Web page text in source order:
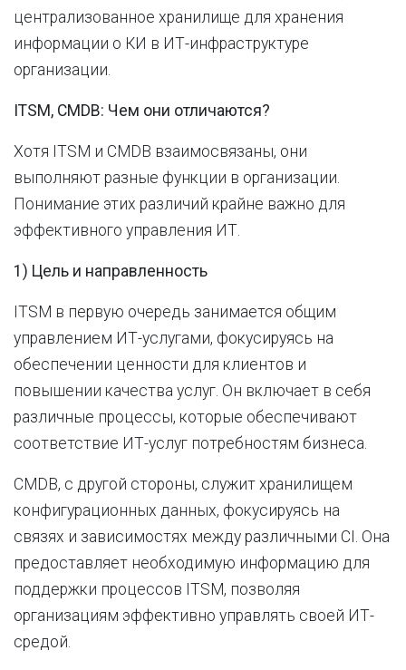
централизованное хранилище для хранения
информации о КИ в ИТ-инфраструктуре
организации.
ITSM, CMDB: Чем они отличаются?
Хотя ITSM и CMDB взаимосвязаны, они
выполняют разные функции в организации.
Понимание этих различий крайне важно для
эффективного управления ИТ.
1) Цель и направленность
ITSM в первую очередь занимается общим
управлением ИТ-услугами, фокусируясь на
обеспечении ценности для клиентов и
повышении качества услуг. Он включает в себя
различные процессы, которые обеспечивают
соответствие ИТ-услуг потребностям бизнеса.
CMDB, с другой стороны, служит хранилищем
конфигурационных данных, фокусируясь на
связях и зависимостях между различными CI. Она
предоставляет необходимую информацию для
поддержки процессов ITSM, позволяя
организациям эффективно управлять своей ИТ-
средой.